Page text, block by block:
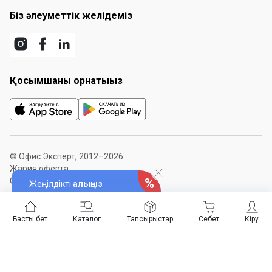
Басты бет Каталог Кіру
Тапсырыстар Себет
Жеңілдікті алыңыз
Біз әлеуметтік желідеміз
Қосымшаны орнатыңыз
© Офис Эксперт, 2012–2026
Жария оферта
Сайт картасы